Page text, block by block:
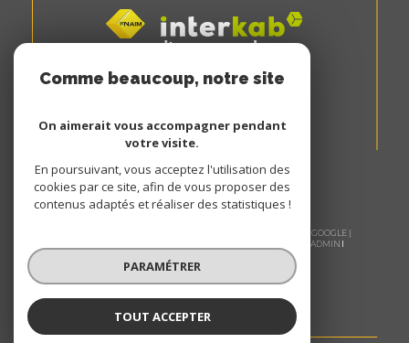
© 2026 | TOUS DROITS RÉSERVÉS | TRADUCTION POWERED BY GOOGLE |
ADMIN
COOKIES
Comme beaucoup, notre site
On aimerait vous accompagner pendant
votre visite.
En poursuivant, vous acceptez l'utilisation des
cookies par ce site, afin de vous proposer des
contenus adaptés et réaliser des statistiques !
PARAMÉTRER
TOUT ACCEPTER